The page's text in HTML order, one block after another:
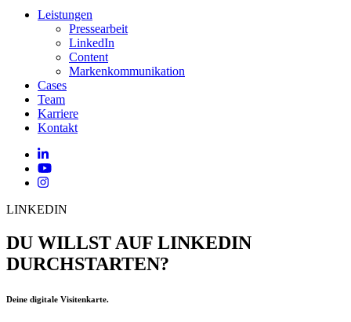
Leistungen
Pressearbeit
LinkedIn
Content
Markenkommunikation
Cases
Team
Karriere
Kontakt
LINKEDIN
DU WILLST AUF LINKEDIN
DURCHSTARTEN?
Deine digitale Visitenkarte.